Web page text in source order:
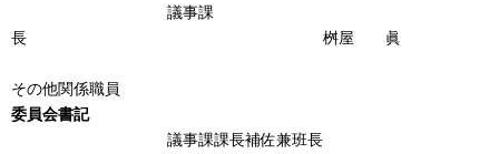
議事課
長 桝屋 眞
その他関係職員
委員会書記
議事課課長補佐兼班長